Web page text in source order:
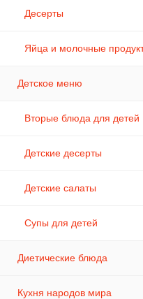
Десерты
Яйца и молочные
Детское меню
Вторые блюда для детей
Детские десерты
Детские салаты
Супы для детей
Диетические блюда
Кухня народов мира